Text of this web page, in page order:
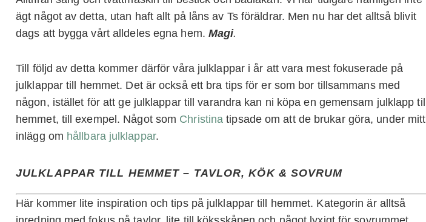
ägt något av detta, utan haft allt på låns av Ts föräldrar. Men nu har det alltså blivit
dags att bygga vårt alldeles egna hem. Magi.
Till följd av detta kommer därför våra julklappar i år att vara mest fokuserade på
julklappar till hemmet. Det är också ett bra tips för er som bor tillsammans med
någon, istället för att ge julklappar till varandra kan ni köpa en gemensam julklapp till
hemmet, till exempel. Något som Christina tipsade om att de brukar göra, under mitt
inlägg om hållbara julklappar.
JULKLAPPAR TILL HEMMET – TAVLOR, KÖK & SOVRUM
Här kommer lite inspiration och tips på julklappar till hemmet. Kategorin är alltså